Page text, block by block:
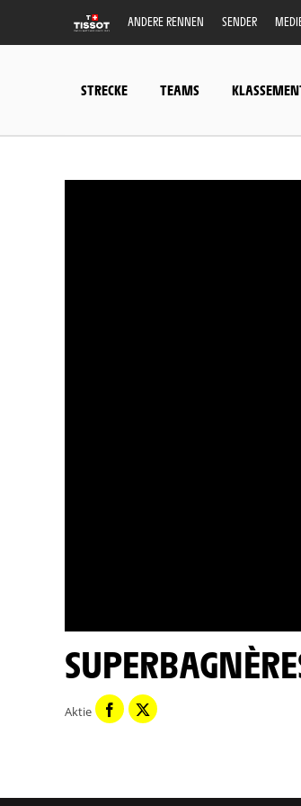
ANDERE RENNEN SENDER
STRECKE TEAMS
Aktie